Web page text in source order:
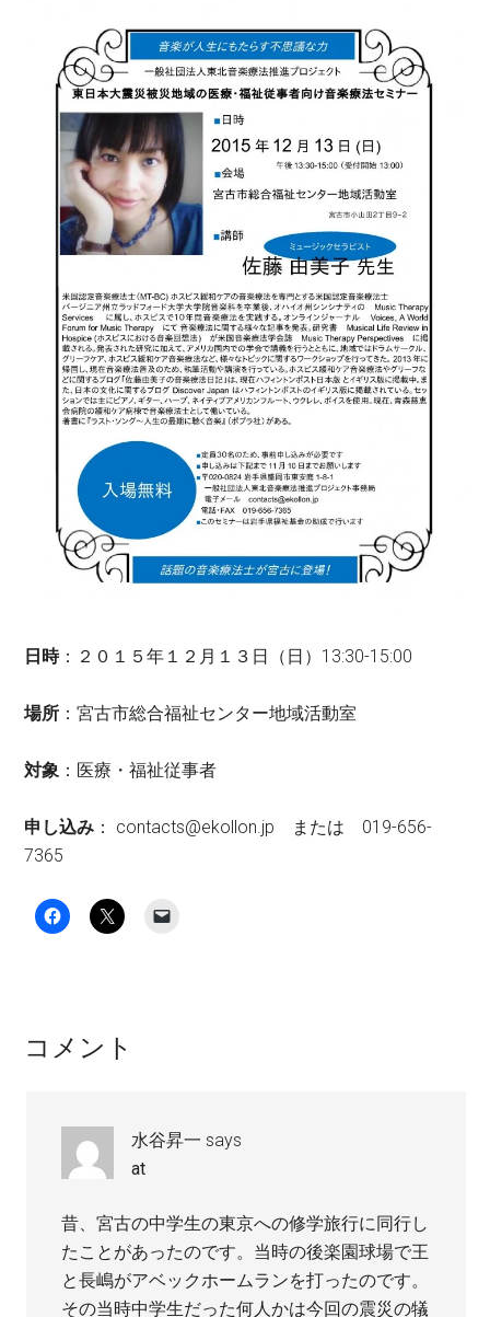
日時：２０１５年１２月１３日（日）13:30-15:00
場所 ：宮古市総合福祉センター地域活動室
対象 ：医療・福祉従事者
申し込み ： contacts@ekollon.jp または 019-656-
7365
Reader
コメント
水谷昇一 says
at
昔、宮古の中学生の東京への修学旅行に同行し
たことがあったのです。当時の後楽園球場で王
と長嶋がアベックホームランを打ったのです。
その当時中学生だった何人かは今回の震災の犠